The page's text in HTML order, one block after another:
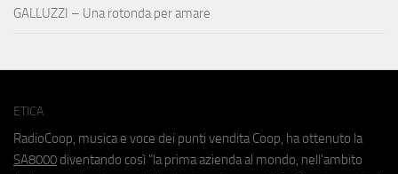
GALLUZZI – Una rotonda per amare
ETICA
RadioCoop, musica e voce dei punti vendita Coop, ha ottenuto la
SA8000 diventando così "la prima azienda al mondo, nell'ambito